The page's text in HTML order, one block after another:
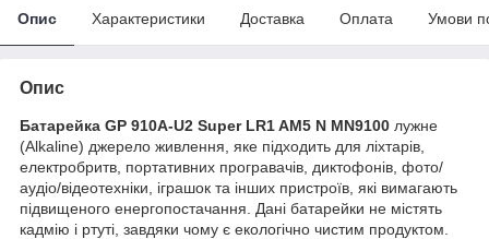
Опис Характеристики Доставка Оплата Умови
Опис
Батарейка GP 910A-U2 Super LR1 AM5 N MN9100 лужне
(Alkaline) джерело живлення, яке підходить для ліхтарів,
електробритв, портативних програвачів, диктофонів, фото/
аудіо/відеотехніки, іграшок та інших пристроїв, які вимагають
підвищеного енергопостачання. Дані батарейки не містять
кадмію і ртуті, завдяки чому є екологічно чистим продуктом.